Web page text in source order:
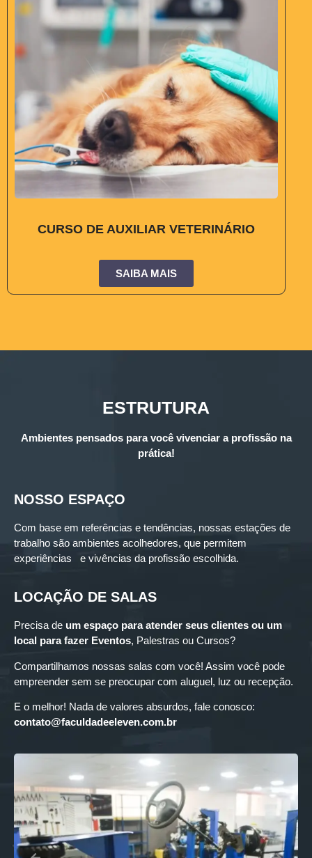
CURSO DE AUXILIAR VETERINÁRIO
SAIBA MAIS
ESTRUTURA
Ambientes pensados para você vivenciar a profissão na
prática!
NOSSO ESPAÇO
Com base em referências e tendências, nossas estações de
trabalho são ambientes acolhedores, que permitem
experiências e vivências da profissão escolhida.
LOCAÇÃO DE SALAS
Precisa de um espaço para atender seus clientes ou um
local para fazer Eventos, Palestras ou Cursos?
Compartilhamos nossas salas com você! Assim você pode
empreender sem se preocupar com aluguel, luz ou recepção.
E o melhor! Nada de valores absurdos, fale conosco:
contato@faculdadeeleven.com.br